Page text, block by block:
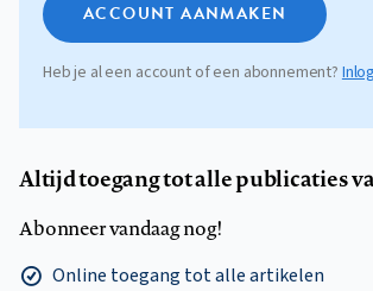
ACCOUNT AANMAKEN
Heb je al een account of een abonnement?
Altijd toegang tot alle publicaties
Abonneer vandaag nog!
Online toegang tot alle artikelen